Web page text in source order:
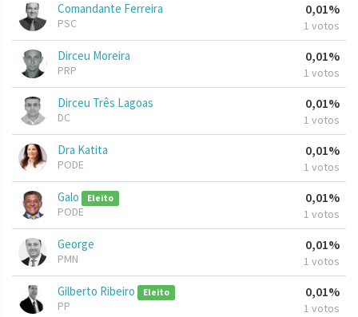
Comandante Ferreira
PSC
0,01%
1 votos
Dirceu Moreira
PRP
0,01%
1 votos
Dirceu Três Lagoas
DC
0,01%
1 votos
Dra Katita
PODE
0,01%
1 votos
Galo Eleito
PODE
0,01%
1 votos
George
PMN
0,01%
1 votos
Gilberto Ribeiro Eleito
PP
0,01%
1 votos